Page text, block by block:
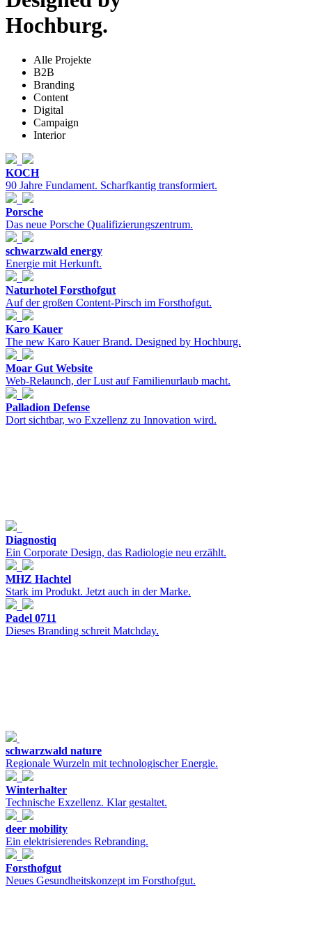
Hochburg.
Alle Projekte
B2B
Branding
Content
Digital
Campaign
Interior
KOCH
90 Jahre Fundament. Scharfkantig transformiert.
Porsche
Das neue Porsche Qualifizierungszentrum.
schwarzwald energy
Energie mit Herkunft.
Naturhotel Forsthofgut
Auf der großen Content-Pirsch im Forsthofgut.
Karo Kauer
The new Karo Kauer Brand. Designed by Hochburg.
Moar Gut Website
Web-Relaunch, der Lust auf Familienurlaub macht.
Palladion Defense
Dort sichtbar, wo Exzellenz zu Innovation wird.
Diagnostiq
Ein Corporate Design, das Radiologie neu erzählt.
MHZ Hachtel
Stark im Produkt. Jetzt auch in der Marke.
Padel 0711
Dieses Branding schreit Matchday.
schwarzwald nature
Regionale Wurzeln mit technologischer Energie.
Winterhalter
Technische Exzellenz. Klar gestaltet.
deer mobility
Ein elektrisierendes Rebranding.
Forsthofgut
Neues Gesundheitskonzept im Forsthofgut.